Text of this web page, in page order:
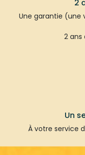
2
Une garantie (une
2 ans
Un
À votre service